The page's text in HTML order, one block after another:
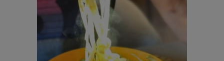
Temps de préparation : 40 min
Temps de cuisson : 25 min